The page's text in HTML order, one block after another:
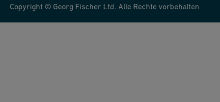
Copyright © Georg Fischer Ltd. Alle Rechte vorbehalten